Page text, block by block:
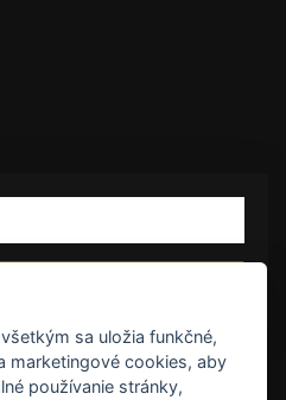
sa uložia funkčné,
marketingové cookies, aby
používanie stránky,